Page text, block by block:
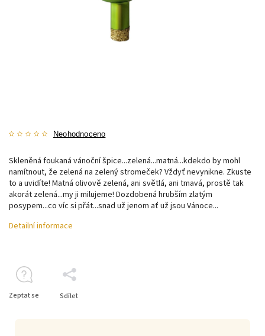
Neohodnoceno
Skleněná foukaná vánoční špice...zelená...matná...kdekdo by mohl
namítnout, že zelená na zelený stromeček? Vždyť nevynikne. Zkuste
to a uvidíte! Matná olivově zelená, ani světlá, ani tmavá, prostě tak
akorát zelená...my ji milujeme! Dozdobená hrubším zlatým
posypem...co víc si přát...snad už jenom ať už jsou Vánoce...
Detailní informace
Zeptat se Sdílet